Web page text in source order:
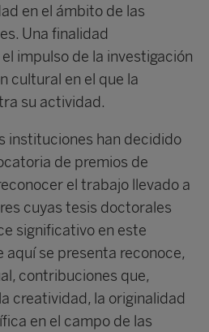
en el ámbito de las
Una finalidad
impulso de la investigación
cultural en el que la
su actividad.
instituciones han decidido
de premios de
el trabajo llevado a
cuyas tesis doctorales
significativo en este
aquí se presenta reconoce,
contribuciones que,
creatividad, la originalidad
en el campo de las